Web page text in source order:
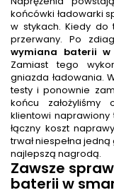
końcówki ładowarki
w stykach. Kiedy do
przerwany. Po
wymiana baterii
Zamiast tego
gniazda ładowania.
testy i ponownie
końcu
klientowi naprawiony
łączny koszt
trwał niespełna
najlepszą nagrodą.
Zawsze
baterii w